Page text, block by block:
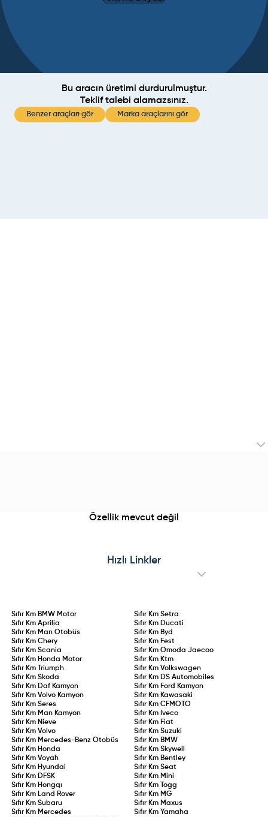
Bu aracın üretimi durdurulmuştur.
Teklif talebi alamazsınız.
Benzer araçları gör Marka araçlarını gör
Özellik mevcut değil
Hızlı Linkler
Sıfır Km BMW Motor Sıfır Km Setra
Sıfır KmAprilia Sıfır Km Ducati
Sıfır Km Man Otobüs Sıfır Km Byd
Sıfır KmChery Sıfır Km Fest
Sıfır KmScania Sıfır Km Omoda Jaecoo
Sıfır Km Honda Motor Sıfır Km Ktm
Sıfır Km
Triumph Sıfır Km Volkswagen
Sıfır KmSkoda Sıfır Km DS Automobiles
Sıfır Km Daf Kamyon Sıfır Km Ford Kamyon
Sıfır KmVolvo Kamyon Sıfır Km Kawasaki
Sıfır KmSeres Sıfır Km CFMOTO
Sıfır Km Man Kamyon Sıfır Km Iveco
Sıfır Km Nieve Sıfır Km Fiat
Sıfır KmVolvo Sıfır Km Suzuki
Sıfır Km Mercedes-Benz Otobüs Sıfır Km BMW
Sıfır Km Honda Sıfır Km Skywell
Sıfır KmVoyah Sıfır Km Bentley
Sıfır Km Hyundai Sıfır Km Seat
Sıfır Km DFSK Sıfır Km Mini
Sıfır Km Hongqı Sıfır Km
Togg
Sıfır Km Land Rover Sıfır Km MG
Sıfır KmSubaru Sıfır Km Maxus
Sıfır Km Mercedes Sıfır Km Yamaha